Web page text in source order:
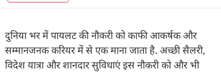
दुनिया भर में पायलट की नौकरी को काफी आकर्षक और
सम्मानजनक करियर में से एक माना जाता है. अच्छी सैलरी,
विदेश यात्रा और शानदार सुविधाएं इस नौकरी को और भी